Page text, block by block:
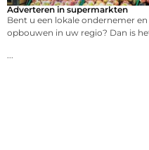
Adverteren in supermarkten
Bent u een lokale ondernemer
opbouwen in uw regio? Dan is
...